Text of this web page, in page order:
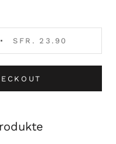
SFR. 23.90